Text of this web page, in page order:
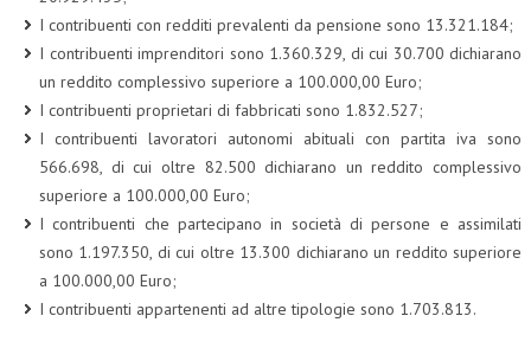
I contribuenti con redditi prevalenti da pensione sono 13.321.184;
I contribuenti imprenditori sono 1.360.329, di cui 30.700 dichiarano
un reddito complessivo superiore a 100.000,00 Euro;
I contribuenti proprietari di fabbricati sono 1.832.527;
I contribuenti lavoratori autonomi abituali con partita iva sono
566.698, di cui oltre 82.500 dichiarano un reddito complessivo
superiore a 100.000,00 Euro;
I contribuenti che partecipano in società di persone e assimilati
sono 1.197.350, di cui oltre 13.300 dichiarano un reddito superiore
a 100.000,00 Euro;
I contribuenti appartenenti ad altre tipologie sono 1.703.813.